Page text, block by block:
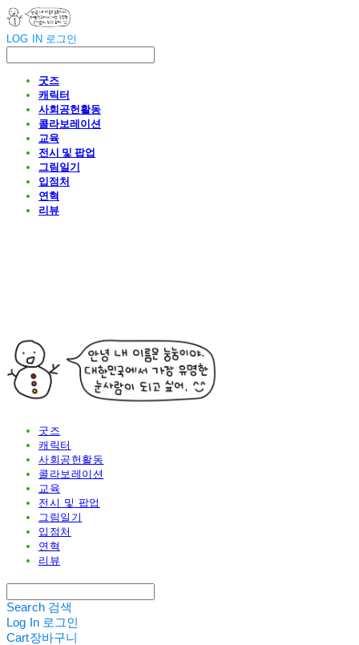
LOG IN 로그인
굿즈
캐릭터
사회공헌활동
콜라보레이션
교육
전시 및 팝업
그림일기
입점처
연혁
리뷰
굿즈
캐릭터
사회공헌활동
콜라보레이션
교육
전시 및 팝업
그림일기
입점처
연혁
리뷰
Search 검색
Log In 로그인
Cart장바구니